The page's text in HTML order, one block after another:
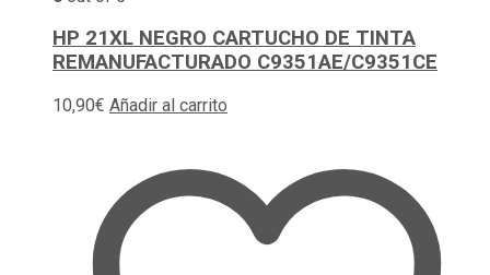
HP 21XL NEGRO CARTUCHO DE TINTA
REMANUFACTURADO C9351AE/C9351CE
10,90€ Añadir al carrito